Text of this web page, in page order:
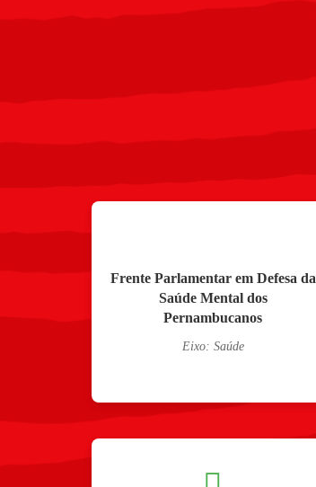
Frente Parlamentar em Defesa da
Saúde Mental dos
Pernambucanos
Eixo: Saúde